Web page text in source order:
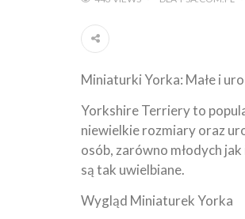
Miniaturki Yorka: Małe i
Yorkshire Terriery to
niewielkie rozmiary oraz
osób, zarówno młodych
są tak uwielbiane.
Wygląd Miniaturek Yorka